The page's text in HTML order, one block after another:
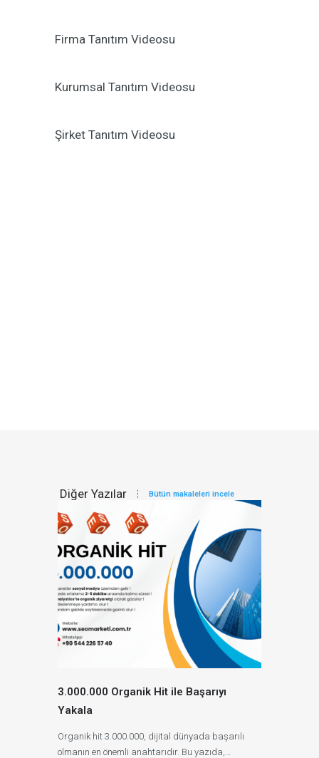
Firma Tanıtım Videosu
Kurumsal Tanıtım Videosu
Şirket Tanıtım Videosu
Diğer Yazılar Bütün makaleleri incele
3.000.000 Organik Hit ile Başarıyı
Yakala
Organik hit 3.000.000, dijital dünyada başarılı
olmanın en önemli anahtarıdır. Bu yazıda,…